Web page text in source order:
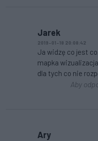
Jarek
2019-01-18 20:08:42
Ja widzę co jest
mapka
dla tych co nie
Aby
Ary